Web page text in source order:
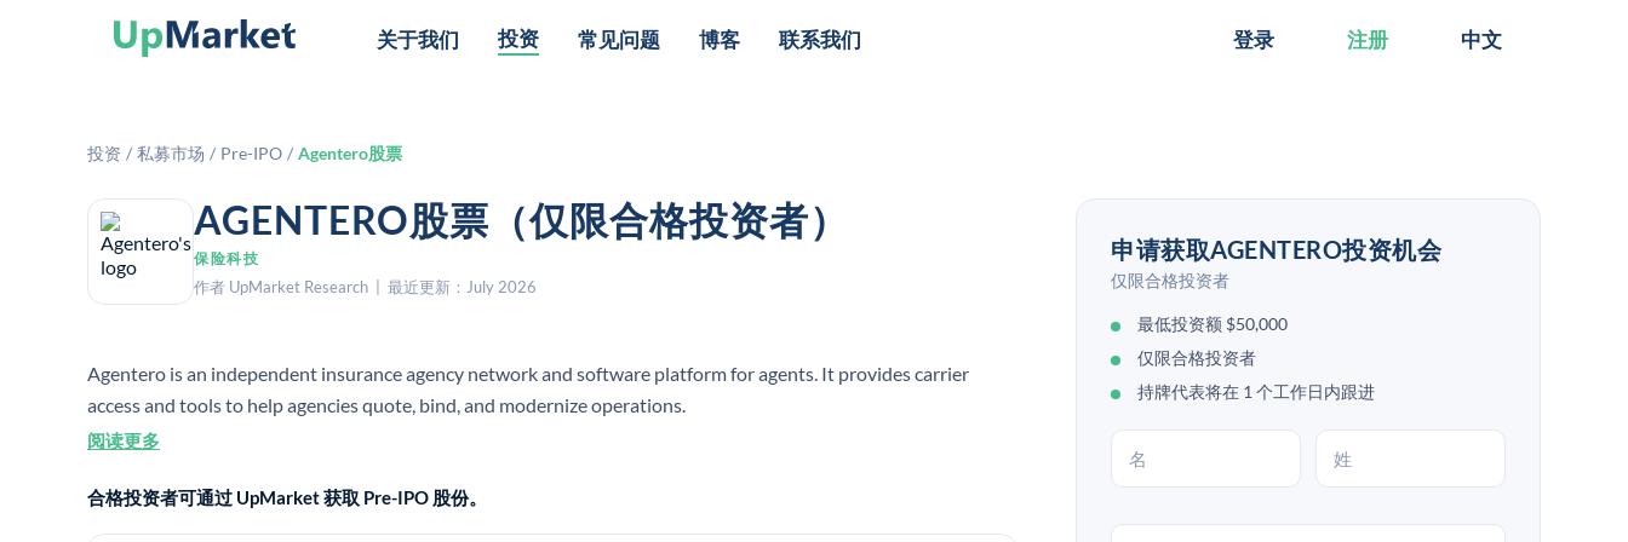
关于我们 投资 常见问题 博客 联系我们 登录 注册 中文
投资 / 私募市场 / Pre-IPO / Agentero股票
AGENTERO股票（仅限合格投资者）
保险科技
作者 UpMarket Research | 最近更新：July 2026
Agentero is an independent insurance agency network and software platform for agents. It provides carrier
access and tools to help agencies quote, bind, and modernize operations.
阅读更多
合格投资者可通过 UpMarket 获取 Pre-IPO 股份。
申请获取AGENTERO投资机会
仅限合格投资者
最低投资额 $50,000
仅限合格投资者
持牌代表将在 1 个工作日内跟进